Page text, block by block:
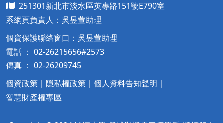
251301新北市淡水區英專路151號E790室
系網頁負責人：吳昱萱助理
個資保護聯絡窗口：吳昱萱助理
電話 ： 02-26215656#2573
傳真 ： 02-26209745
個資政策 ｜ 隱私權政策 ｜ 個人資料告知聲明 ｜
智慧財產權專區